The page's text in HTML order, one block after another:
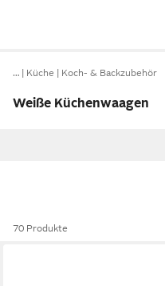
… Küche Koch- & Backzubehör
Weiße Küchenwaagen
70 Produkte